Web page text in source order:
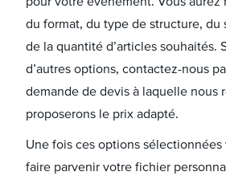
du format, du type de structure, du
de la quantité d’articles souhaités.
d’autres options, contactez-nous
demande de devis à laquelle nous
proposerons le prix adapté.
Une fois ces options
faire parvenir votre fichier